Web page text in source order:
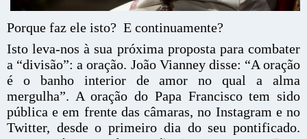
Porque faz ele isto? E continuamente?
Isto leva-nos à sua próxima proposta para combater
a “divisão”: a oração. João Vianney disse: “A oração
é o banho interior de amor no qual a alma
mergulha”. A oração do Papa Francisco tem sido
pública e em frente das câmaras, no Instagram e no
Twitter, desde o primeiro dia do seu pontificado.